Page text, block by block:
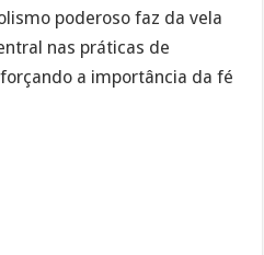
poderoso faz da vela
nas práticas de
a importância da fé